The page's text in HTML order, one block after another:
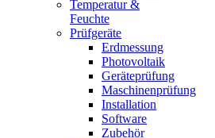
Temperatur &
Feuchte
Prüfgeräte
Erdmessung
Photovoltaik
Geräteprüfung
Maschinenprüfung
Installation
Software
Zubehör